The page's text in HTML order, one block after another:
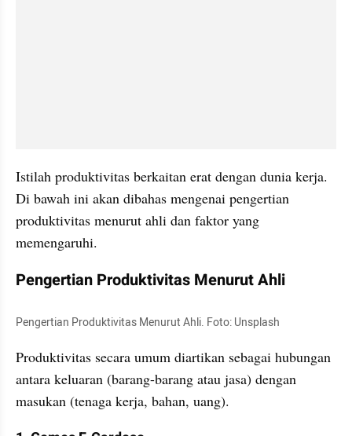
Istilah produktivitas berkaitan erat dengan dunia kerja.
Di bawah ini akan dibahas mengenai pengertian
produktivitas menurut ahli dan faktor yang
memengaruhi.
Pengertian Produktivitas Menurut Ahli
Pengertian Produktivitas Menurut Ahli. Foto: Unsplash
Produktivitas secara umum diartikan sebagai hubungan
antara keluaran (barang-barang atau jasa) dengan
masukan (tenaga kerja, bahan, uang).